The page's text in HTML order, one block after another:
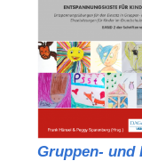
Gruppen- und